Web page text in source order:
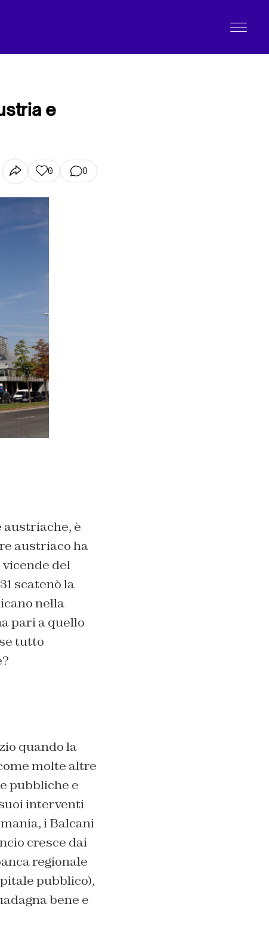
e
0 0
austriache, è
austriaco ha
del
scatenò la
nella
pari a quello
tutto
quando la
molte altre
pubbliche e
interventi
i Balcani
cresce dai
regionale
pubblico),
bene e